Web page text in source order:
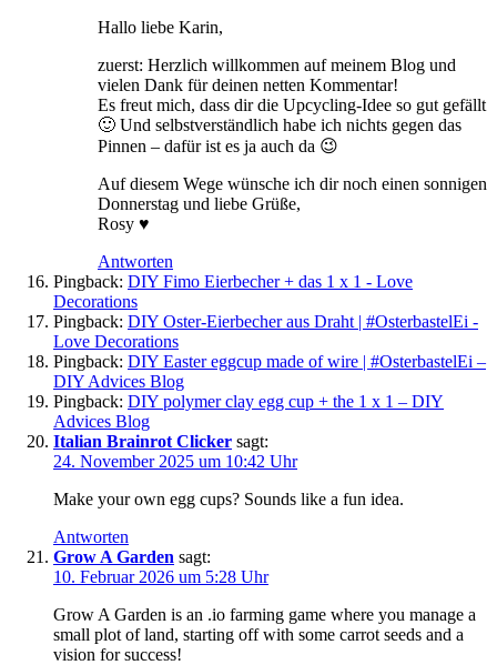
Hallo liebe Karin,
zuerst: Herzlich willkommen auf meinem Blog und
vielen Dank für deinen netten Kommentar!
Es freut mich, dass dir die Upcycling-Idee so gut gefällt
🙂 Und selbstverständlich habe ich nichts gegen das
Pinnen – dafür ist es ja auch da 😉
Auf diesem Wege wünsche ich dir noch einen sonnigen
Donnerstag und liebe Grüße,
Rosy ♥
Antworten
Pingback: DIY Fimo Eierbecher + das 1 x 1 - Love
Decorations
Pingback: DIY Oster-Eierbecher aus Draht | #OsterbastelEi -
Love Decorations
Pingback: DIY Easter eggcup made of wire | #OsterbastelEi –
DIY Advices Blog
Pingback: DIY polymer clay egg cup + the 1 x 1 – DIY
Advices Blog
Italian Brainrot Clicker sagt:
24. November 2025 um 10:42 Uhr
Make your own egg cups? Sounds like a fun idea.
Antworten
Grow A Garden sagt:
10. Februar 2026 um 5:28 Uhr
Grow A Garden is an .io farming game where you manage a
small plot of land, starting off with some carrot seeds and a
vision for success!